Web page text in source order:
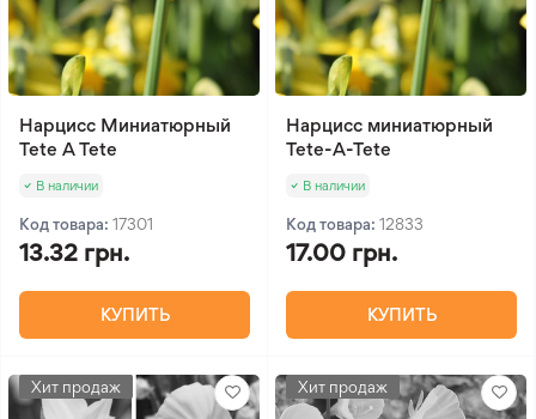
Нарцисс Миниатюрный
Tete A Tete
В наличии
Код товара: 17301
13.32 грн.
КУПИТЬ
Нарцисс миниатюрный
Tete-A-Tete
В наличии
Код товара: 12833
17.00 грн.
КУПИТЬ
Хит продаж Хит продаж